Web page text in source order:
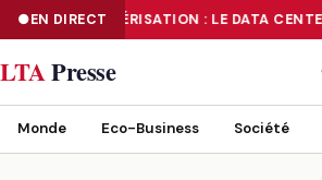
EN DIRECTNUMÉRISATION : LE DATA
NUMÉRISATION : LE DATA CENTER «TIER
LTAPresse
Monde Eco-Business Société